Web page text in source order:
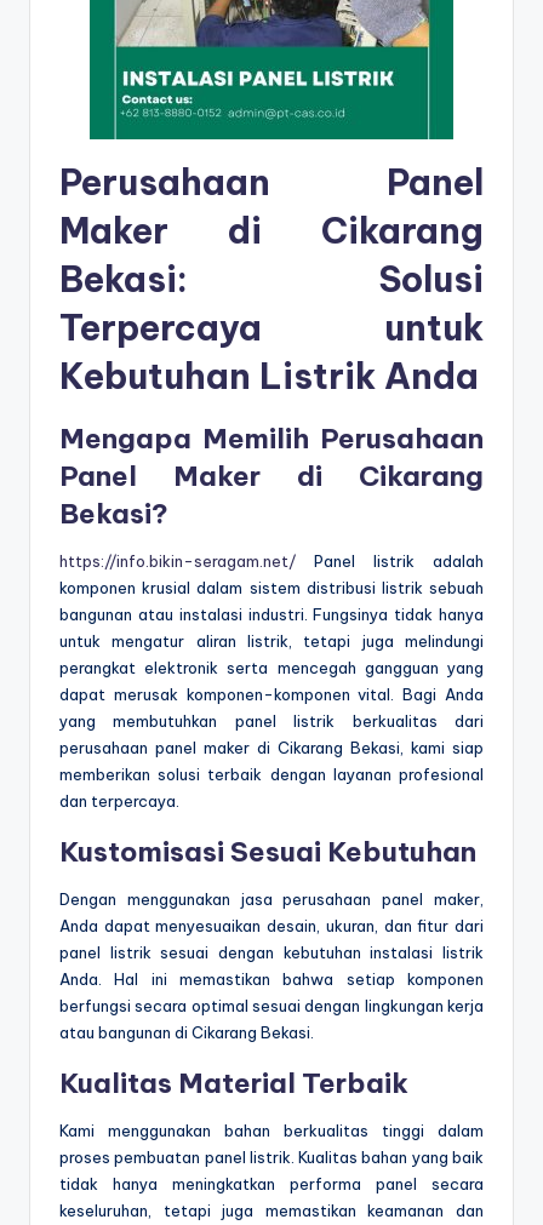
Perusahaan Panel
Maker di Cikarang
Bekasi: Solusi
Terpercaya untuk
Kebutuhan Listrik Anda
Mengapa Memilih Perusahaan
Panel Maker di Cikarang
Bekasi?
https://info.bikin-seragam.net/ Panel listrik adalah
komponen krusial dalam sistem distribusi listrik sebuah
bangunan atau instalasi industri. Fungsinya tidak hanya
untuk mengatur aliran listrik, tetapi juga melindungi
perangkat elektronik serta mencegah gangguan yang
dapat merusak komponen-komponen vital. Bagi Anda
yang membutuhkan panel listrik berkualitas dari
perusahaan panel maker di Cikarang Bekasi, kami siap
memberikan solusi terbaik dengan layanan profesional
dan terpercaya.
Kustomisasi Sesuai Kebutuhan
Dengan menggunakan jasa perusahaan panel maker,
Anda dapat menyesuaikan desain, ukuran, dan fitur dari
panel listrik sesuai dengan kebutuhan instalasi listrik
Anda. Hal ini memastikan bahwa setiap komponen
berfungsi secara optimal sesuai dengan lingkungan kerja
atau bangunan di Cikarang Bekasi.
Kualitas Material Terbaik
Kami menggunakan bahan berkualitas tinggi dalam
proses pembuatan panel listrik. Kualitas bahan yang baik
tidak hanya meningkatkan performa panel secara
keseluruhan, tetapi juga memastikan keamanan dan